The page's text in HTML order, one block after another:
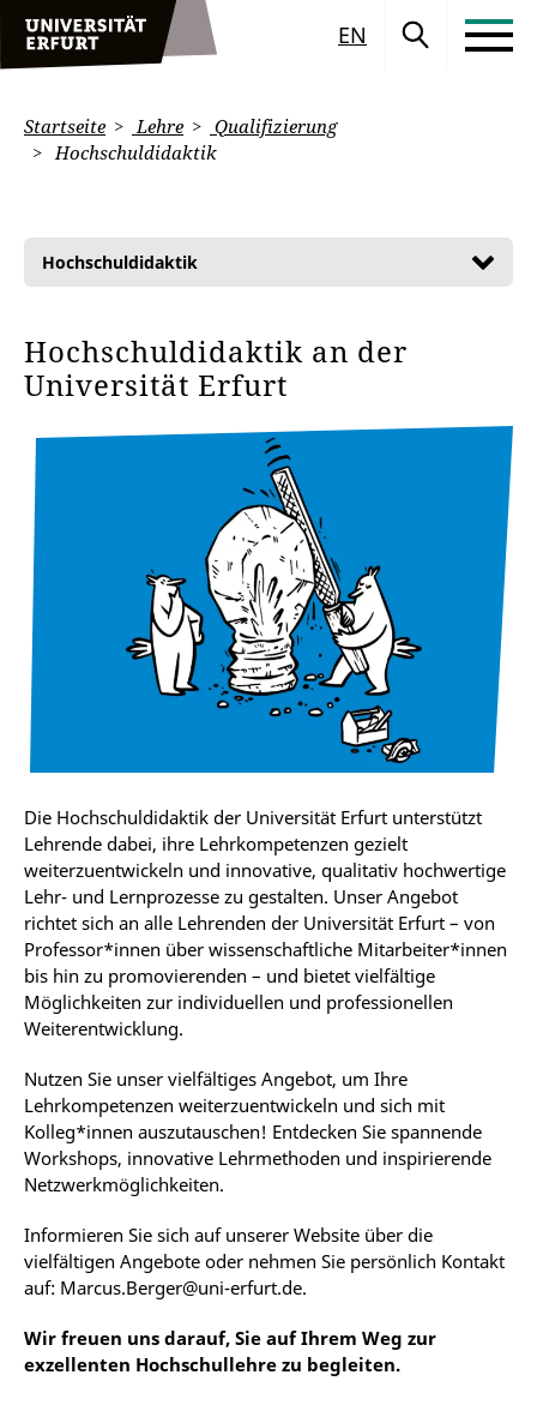
EN
Startseite Lehre
Qualifizierung
Hochschuldidaktik
Hochschuldidaktik
Hochschuldidaktik an der
Universität Erfurt
Die Hochschuldidaktik der Universität Erfurt unterstützt
Lehrende dabei, ihre Lehrkompetenzen gezielt
weiterzuentwickeln und innovative, qualitativ hochwertige
Lehr- und Lernprozesse zu gestalten. Unser Angebot
richtet sich an alle Lehrenden der Universität Erfurt – von
Professor*innen über wissenschaftliche Mitarbeiter*innen
bis hin zu promovierenden – und bietet vielfältige
Möglichkeiten zur individuellen und professionellen
Weiterentwicklung.
Nutzen Sie unser vielfältiges Angebot, um Ihre
Lehrkompetenzen weiterzuentwickeln und sich mit
Kolleg*innen auszutauschen! Entdecken Sie spannende
Workshops, innovative Lehrmethoden und inspirierende
Netzwerkmöglichkeiten.
Informieren Sie sich auf unserer Website über die
vielfältigen Angebote oder nehmen Sie persönlich Kontakt
auf: Marcus.Berger@uni-erfurt.de.
Wir freuen uns darauf, Sie auf Ihrem Weg zur
exzellenten Hochschullehre zu begleiten.